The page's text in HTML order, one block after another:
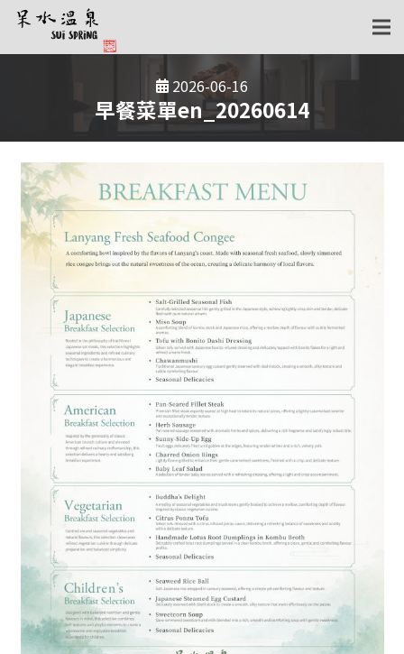
2026-06-16
早餐菜單en_20260614